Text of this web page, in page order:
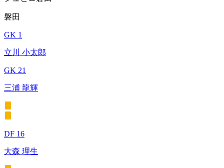
磐田
GK 1
立川 小太郎
GK 21
三浦 龍輝
DF 16
大森 理生